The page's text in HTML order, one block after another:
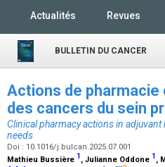
Actualités Revues
BULLETIN DU CANCER
Actions de pharmacie
des cancers du sein
Clinical pharmacy actions in
needs
Doi : 10.1016/j.bulcan.2025.07.001
Mathieu Bussière 1 , Julianne Oddone 1 ,